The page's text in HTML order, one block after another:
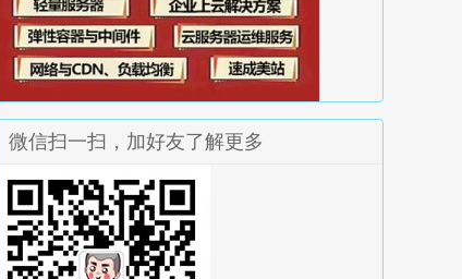
微信扫一扫，加好友了解更多